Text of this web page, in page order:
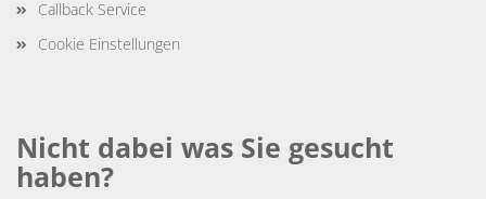
Callback Service
Cookie Einstellungen
Nicht dabei was Sie gesucht
haben?